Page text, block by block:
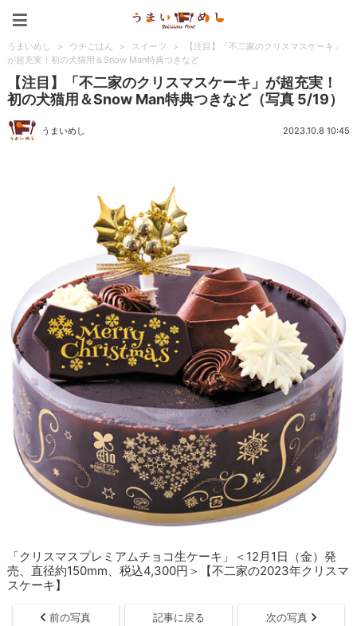
うまいめし > ウチごはん > スイーツ >
【注目】「不二家のクリスマスケーキ」
が超充実！初の犬猫用＆Snow Man特典つきなど
【注目】「不二家のクリスマスケーキ」が超充実！
初の犬猫用＆Snow Man特典つきなど（写真 5/19）
うまいめし 2023.10.8 10:45
「クリスマスプレミアムチョコ生ケーキ」＜12月1日（金）発
売、直径約150mm、税込4,300円＞【不二家の2023年クリスマ
スケーキ】
前の写真 記事に戻る 次の写真